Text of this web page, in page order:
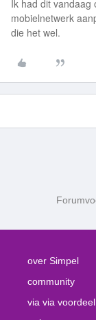
Ik had dit vandaag
mobielnetwerk
die het wel.
over Simpel
community
via via voordeel